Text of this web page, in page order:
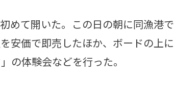
めて開いた。この日の朝に同漁港で
安価で即売したほか、ボードの上に
の体験会などを行った。